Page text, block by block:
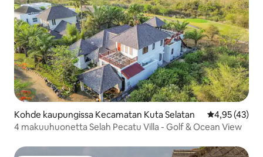
Kohde kaupungissa Kecamatan Kuta Selatan
4,95 (43)
4 makuuhuonetta Selah Pecatu Villa - Golf & Ocean View